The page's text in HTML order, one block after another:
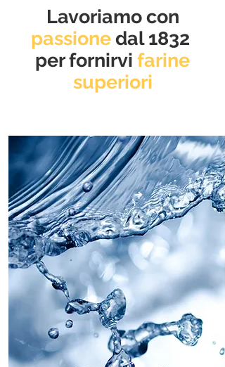
Lavoriamo con
passionedal 1832
per fornirvi farine
superiori